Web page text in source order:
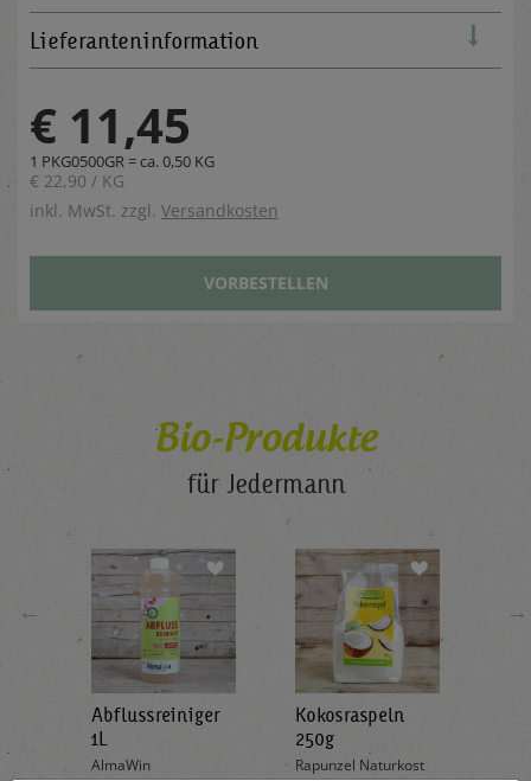
Lieferanteninformation
€ 11,45
1 PKG0500GR = ca. 0,50 KG
€ 22,90 / KG
inkl. MwSt. zzgl. Versandkosten
VORBESTELLEN
Bio-Produkte
für Jedermann
←
Abflussreiniger
1L
AlmaWin
Kokosraspeln
250g
Rapunzel Naturkost
→